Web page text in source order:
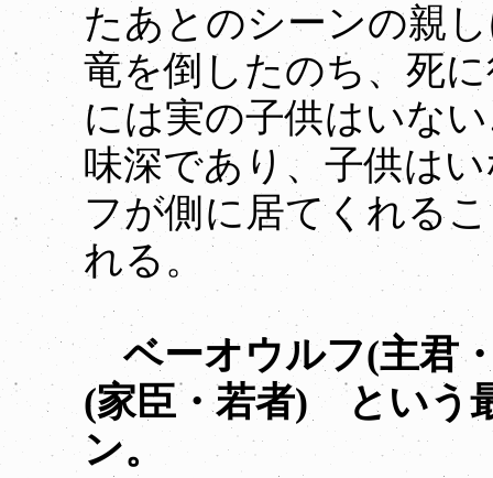
たあとのシーンの親
竜を倒したのち、死
には実の子供はいな
味深であり、子供は
フが側に居てくれる
れる。
ベーオウルフ(主
(家臣・若者) という
ン。